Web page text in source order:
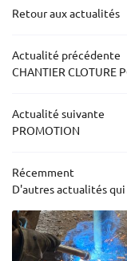
PRODUITS
CATALOGUE
ACTUALITÉS
Retour aux actualités
Actualité précédente
CHANTIER CLOTURE
Actualité suivante
PROMOTION
Récemment
D'autres actualités